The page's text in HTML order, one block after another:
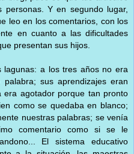
personas. Y en segundo lugar,
leo en los comentarios, con los
en cuanto a las dificultades
presentan sus hijos.
lagunas: a los tres años no era
sus aprendizajes eran
era agotador porque tan pronto
como se quedaba en blanco;
nuestras palabras; se venía
comentario como si se le
El sistema educativo